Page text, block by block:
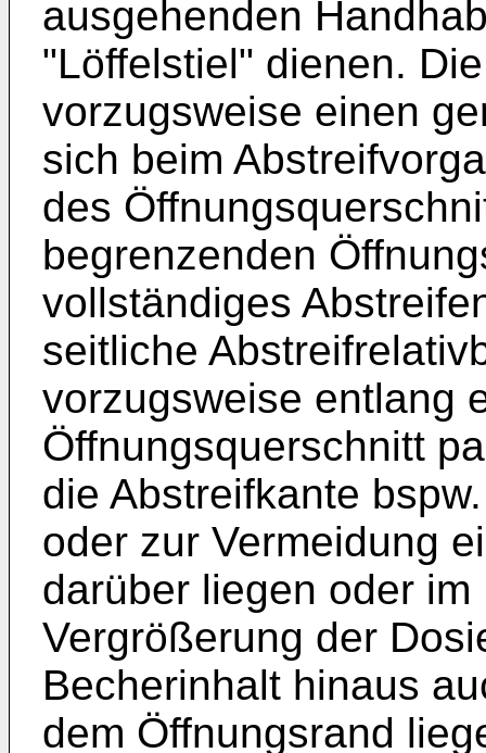
ausgehenden
"Löffelstiel" dienen.
vorzugsweise einen
sich beim
des
begrenzenden
vollständiges
seitliche
vorzugsweise entlang
Öffnungsquerschnitt
die Abstreifkante
oder zur Vermeidung
darüber liegen oder
Vergrößerung der
Becherinhalt hinaus
dem Öffnungsrand